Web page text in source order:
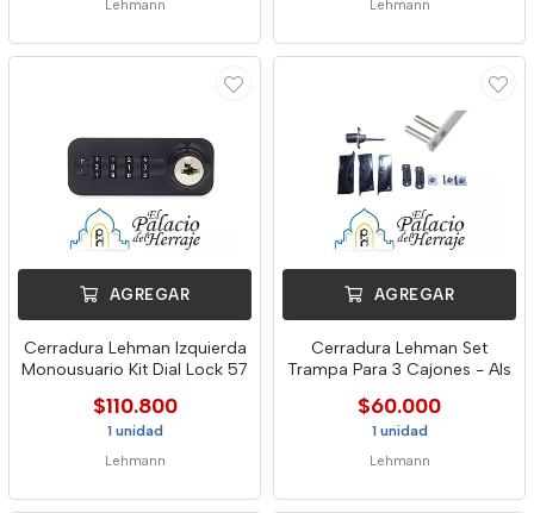
Lehmann Lehmann
AGREGAR
Cerradura Lehman Izquierda
Monousuario Kit Dial Lock 57
$110.800
1 unidad
Lehmann
AGREGAR
Cerradura Lehman Set
Trampa Para 3 Cajones - Als
$60.000
1 unidad
Lehmann